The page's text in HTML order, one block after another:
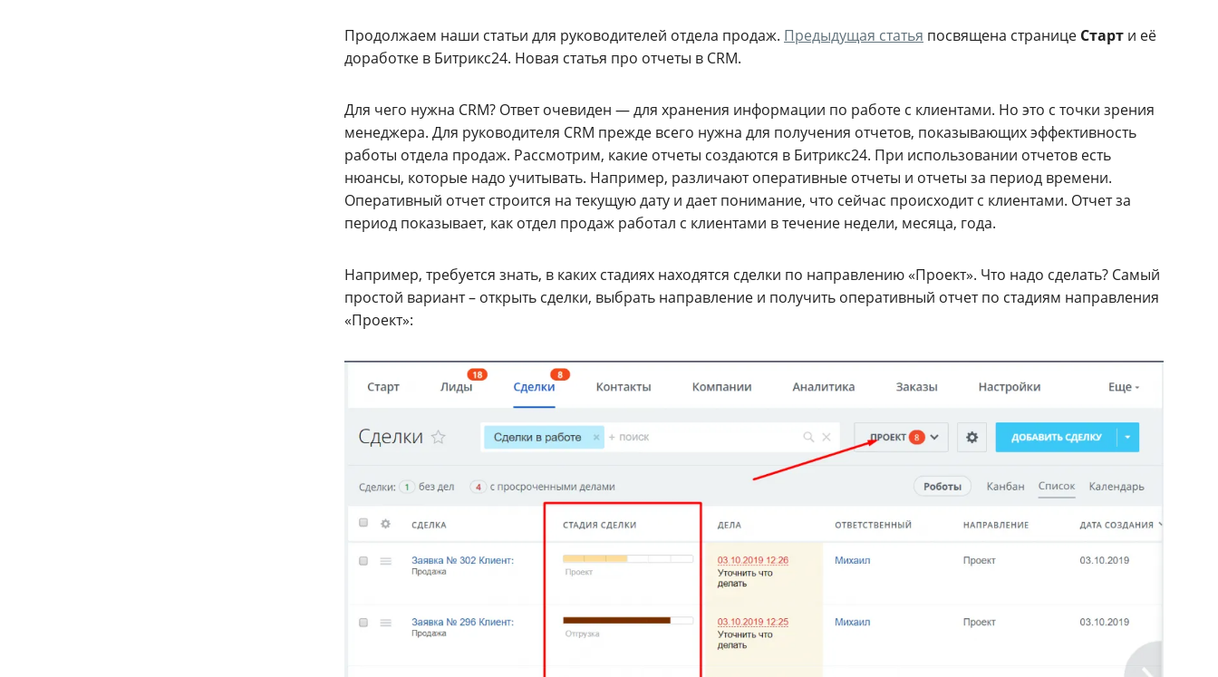
Продолжаем наши статьи для руководителей отдела продаж. Предыдущая статья посвящена странице Старт и её
доработке в Битрикс24. Новая статья про отчеты в CRM.
Для чего нужна CRM? Ответ очевиден — для хранения информации по работе с клиентами. Но это с точки зрения
менеджера. Для руководителя CRM прежде всего нужна для получения отчетов, показывающих эффективность
работы отдела продаж. Рассмотрим, какие отчеты создаются в Битрикс24. При использовании отчетов есть
нюансы, которые надо учитывать. Например, различают оперативные отчеты и отчеты за период времени.
Оперативный отчет строится на текущую дату и дает понимание, что сейчас происходит с клиентами. Отчет за
период показывает, как отдел продаж работал с клиентами в течение недели, месяца, года.
Например, требуется знать, в каких стадиях находятся сделки по направлению «Проект». Что надо сделать? Самый
простой вариант – открыть сделки, выбрать направление и получить оперативный отчет по стадиям направления
«Проект»: